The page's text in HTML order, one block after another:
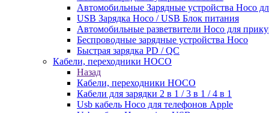
Автомобильные Зарядные устройства Hoco
USB Зарядка Hoco / USB Блок питания
Автомобильные разветвители Hoco для
Беспроводные зарядные устройства Hoco
Быстрая зарядка PD / QC
Кабели, переходники HOCO
Назад
Кабели, переходники HOCO
Кабели для зарядки 2 в 1 / 3 в 1 / 4 в 1
Usb кабель Hoco для телефонов Apple